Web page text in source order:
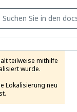
teilweise mithilfe
wurde.
Lokalisierung neu